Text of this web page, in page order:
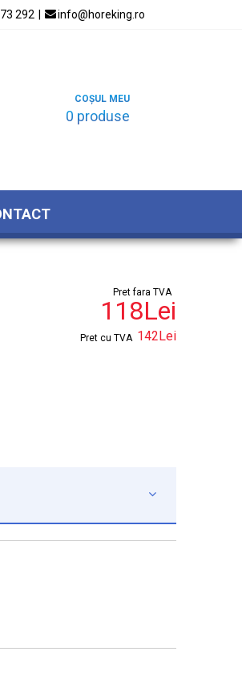
292 info@horeking.ro
COȘUL MEU
0 produse
Pret fara TVA
118Lei
Pret cu TVA 142Lei
